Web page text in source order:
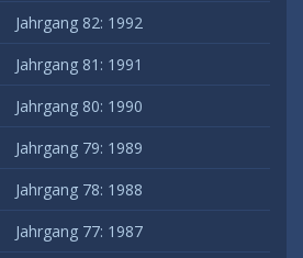
Jahrgang 82: 1992
Jahrgang 81: 1991
Jahrgang 80: 1990
Jahrgang 79: 1989
Jahrgang 78: 1988
Jahrgang 77: 1987